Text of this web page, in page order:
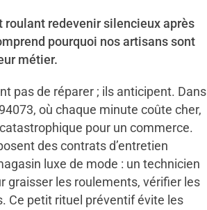
roulant redevenir silencieux après
pourquoi nos artisans sont
métier.
pas de réparer ; ils anticipent. Dans
où chaque minute coûte cher,
pour un commerce.
des contrats d’entretien
luxe de mode : un technicien
graisser les roulements, vérifier les
Ce petit rituel préventif évite les